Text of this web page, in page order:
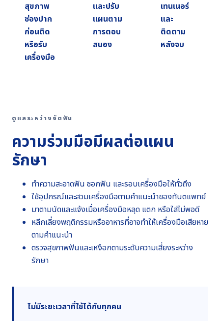
สุขภาพ
ช่องปาก
ก่อนติด
หรือรับ
เครื่องมือ
และปรับ
แผนตาม
การตอบ
สนอง
เทนเนอร์
และ
ติดตาม
หลังจบ
ดูแลระหว่างจัดฟัน
ความร่วมมือมีผลต่อแผน
รักษา
ทำความสะอาดฟัน ซอกฟัน และรอบเครื่องมือให้ทั่วถึง
ใช้อุปกรณ์และสวมเครื่องมือตามคำแนะนำของทันตแพทย์
มาตามนัดและแจ้งเมื่อเครื่องมือหลุด แตก หรือใส่ไม่พอดี
หลีกเลี่ยงพฤติกรรมหรืออาหารที่อาจทำให้เครื่องมือเสียหาย
ตามคำแนะนำ
ตรวจสุขภาพฟันและเหงือกตามระดับความเสี่ยงระหว่าง
รักษา
ไม่มีระยะเวลาที่ใช้ได้กับทุกคน